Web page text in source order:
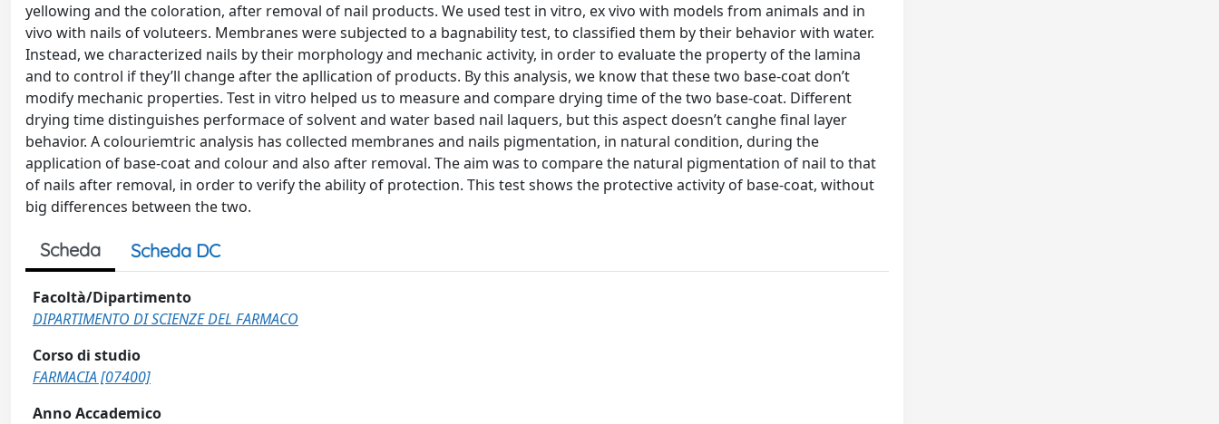
yellowing and the coloration, after removal of nail products. We used test in vitro, ex vivo with models from animals and in
vivo with nails of voluteers. Membranes were subjected to a bagnability test, to classified them by their behavior with water.
Instead, we characterized nails by their morphology and mechanic activity, in order to evaluate the property of the lamina
and to control if they’ll change after the apllication of products. By this analysis, we know that these two base-coat don’t
modify mechanic properties. Test in vitro helped us to measure and compare drying time of the two base-coat. Different
drying time distinguishes performace of solvent and water based nail laquers, but this aspect doesn’t canghe final layer
behavior. A colouriemtric analysis has collected membranes and nails pigmentation, in natural condition, during the
application of base-coat and colour and also after removal. The aim was to compare the natural pigmentation of nail to that
of nails after removal, in order to verify the ability of protection. This test shows the protective activity of base-coat, without
big differences between the two.
Scheda Scheda DC
Facoltà/Dipartimento
DIPARTIMENTO DI SCIENZE DEL FARMACO
Corso di studio
FARMACIA [07400]
Anno Accademico